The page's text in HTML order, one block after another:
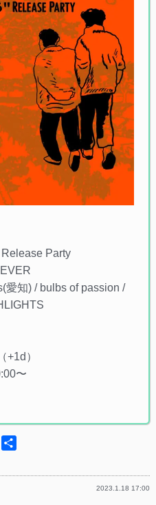
Release Party
愛知) / bulbs of passion /
+1d）
〜
Mixi
2023.1.18 17:00